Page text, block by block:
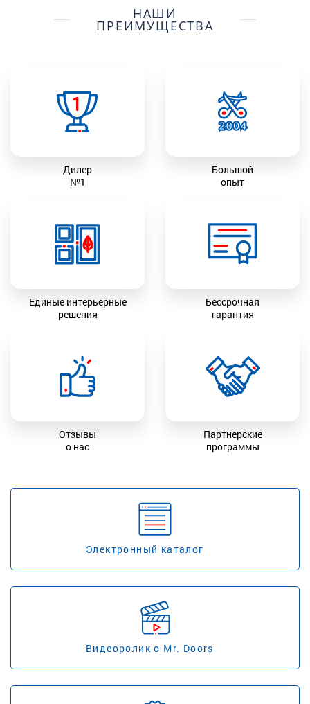
НАШИ
ПРЕИМУЩЕСТВА
Дилер
№1
Большой
опыт
Единые интерьерные
решения
Бессрочная
гарантия
Отзывы
о нас
Партнерские
программы
Электронный каталог
Видеоролик о Mr. Doors